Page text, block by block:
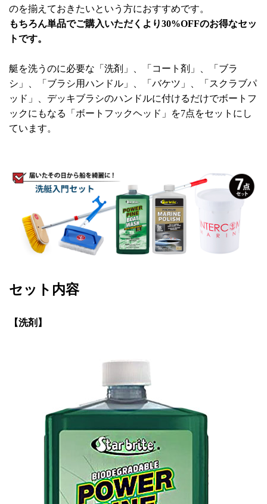
のを揃えておきたいという方におすすめです。
もちろん単品でご購入いただくより30%OFFのお得なセッ
トです。
艇を洗うのに必要な「洗剤」、「コート剤」、「ブラ
シ」、「ブラシ用ハンドル」、「バケツ」、「スクラブパ
ッド」、デッキブラシのハンドルに付けるだけでボートフ
ックにもなる「ボートフックヘッド」を7点をセットにし
ています。
セット内容
【洗剤】